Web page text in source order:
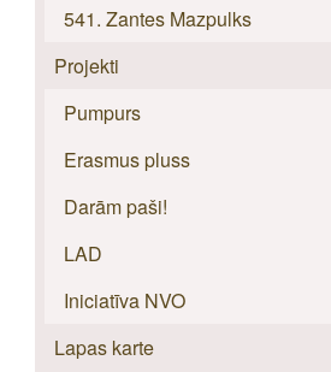
541. Zantes Mazpulks
Projekti
Pumpurs
Erasmus pluss
Darām paši!
LAD
Iniciatīva NVO
Lapas karte